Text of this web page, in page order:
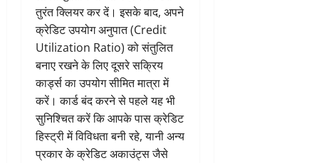
तुरंत क्लियर कर दें। इसके बाद, अपने
क्रेडिट उपयोग अनुपात (Credit
Utilization Ratio) को संतुलित
बनाए रखने के लिए दूसरे सक्रिय
कार्ड्स का उपयोग सीमित मात्रा में
करें। कार्ड बंद करने से पहले यह भी
सुनिश्चित करें कि आपके पास क्रेडिट
हिस्ट्री में विविधता बनी रहे, यानी अन्य
प्रकार के क्रेडिट अकाउंट्स जैसे